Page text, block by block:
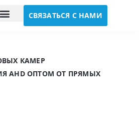
СВЯЗАТЬСЯ С НАМИ
КАМЕР
AHD ОПТОМ ОТ ПРЯМЫХ